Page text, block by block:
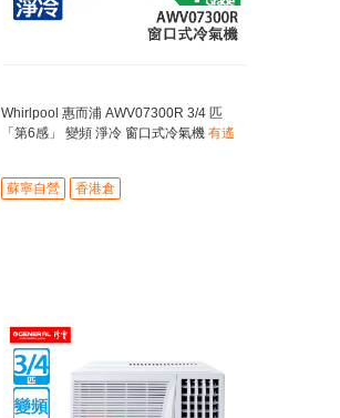
Whirlpool 惠而浦 AWV07300R 3/4 匹
「第6感」 變頻 淨冷 窗口式冷氣機 有遙
蘇寧自營 香港倉